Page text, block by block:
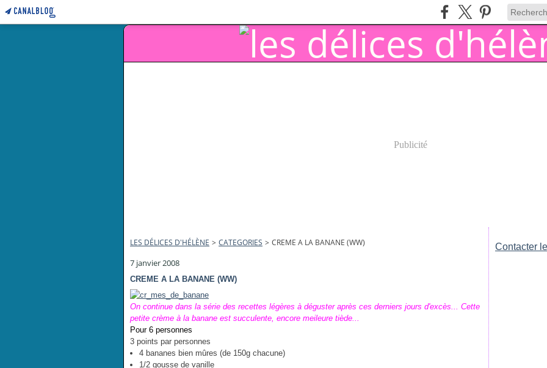
Publicité
LES DÉLICES D'HÉLÈNE > CATEGORIES > CREME A LA BANANE (WW)
7 janvier 2008
CREME A LA BANANE (WW)
On continue dans la série des recettes légères à déguster après ces derniers jours d'excès... Cette
petite crème à la banane est succulente, encore meileure tiède...
Pour 6 personnes
3 points par personnes
4 bananes bien mûres (de 150g chacune)
1/2 gousse de vanille
Contacter